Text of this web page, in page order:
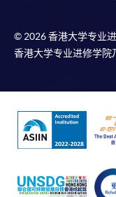
© 2026 香港大学专业
香港大学专业进修学院